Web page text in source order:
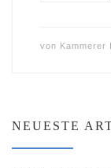
von Kammerer
NEUESTE